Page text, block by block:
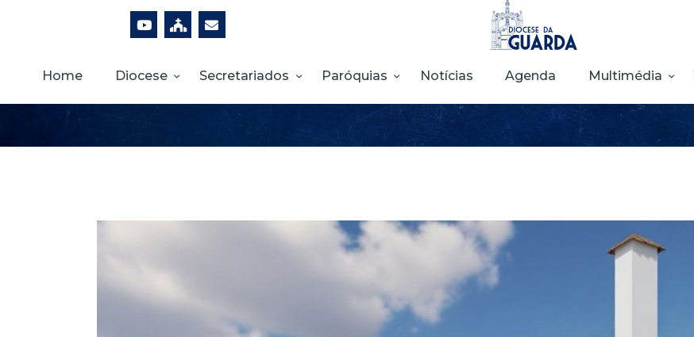
Home Diocese Secretariados Paróquias Notícias Agenda Multimédia
PARÓQUIAS
MULTIMÉDIA
SENTIR COM A
IGREJA